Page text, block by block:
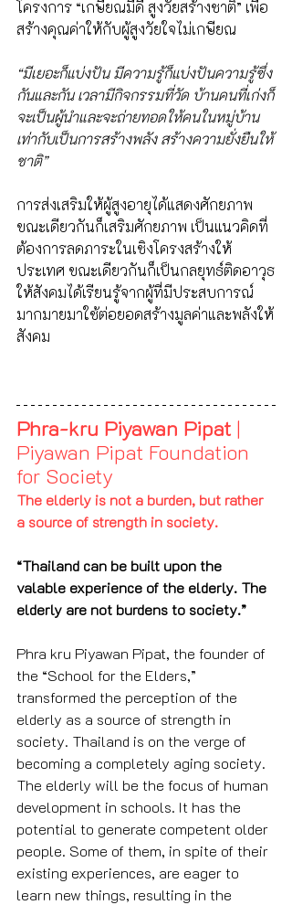
โครงการ “เกษียณมีดี สูงวัยสร้างชาติ” เพื่อ
สร้างคุณค่าให้กับผู้สูงวัยใจไม่เกษียณ
“มีเยอะก็แบ่งปัน มีความรู้ก็แบ่งปันความรู้ซึ่ง
กันและกัน เวลามีกิจกรรมที่วัด บ้านคนที่เก่งก็
จะเป็นผู้นำและจะถ่ายทอดให้คนในหมู่บ้าน
เท่ากับเป็นการสร้างพลัง สร้างความยั่งยืนให้
ชาติ”
การส่งเสริมให้ผู้สูงอายุได้แสดงศักยภาพ
ขณะเดียวกันก็เสริมศักยภาพ เป็นแนวคิดที่
ต้องการลดภาระในเชิงโครงสร้างให้
ประเทศ ขณะเดียวกันก็เป็นกลยุทธ์ติดอาวุธ
ให้สังคมได้เรียนรู้จากผู้ที่มีประสบการณ์
มากมายมาใช้ต่อยอดสร้างมูลค่าและพลังให้
สังคม
Phra-kru Piyawan Pipat |
Piyawan Pipat Foundation
for Society
The elderly is not a burden, but rather
a source of strength in society.
“Thailand can be built upon the
valable experience of the elderly. The
elderly are not burdens to society.”
Phra kru Piyawan Pipat, the founder of
the “School for the Elders,”
transformed the perception of the
elderly as a source of strength in
society. Thailand is on the verge of
becoming a completely aging society.
The elderly will be the focus of human
development in schools. It has the
potential to generate competent older
people. Some of them, in spite of their
existing experiences, are eager to
learn new things, resulting in the